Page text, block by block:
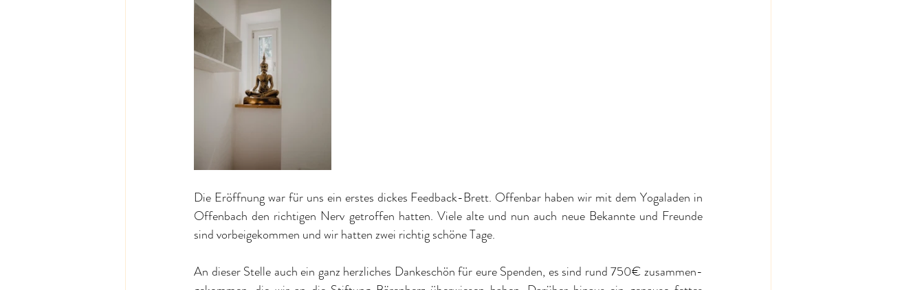
Die Eröffnung war für uns ein erstes dickes Feedback-Brett. Offenbar haben wir mit dem Yogaladen in
Offenbach den richtigen Nerv getroffen hatten. Viele alte und nun auch neue Bekannte und Freunde
sind vorbeigekommen und wir hatten zwei richtig schöne Tage.
An dieser Stelle auch ein ganz herzliches Dankeschön für eure Spenden, es sind rund 750€ zusammen-